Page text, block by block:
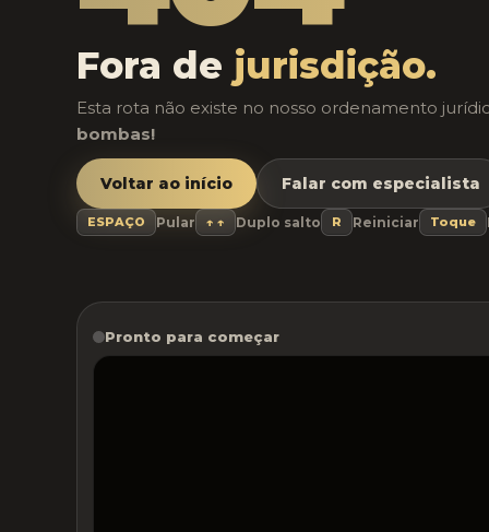
Fora de jurisdição.
Esta rota não existe no nosso ordenamento
bombas!
Voltar ao início Falar com especialista
ESPAÇO Pular ↑ ↑ Duplo salto R Reiniciar Toque
Pronto para começar